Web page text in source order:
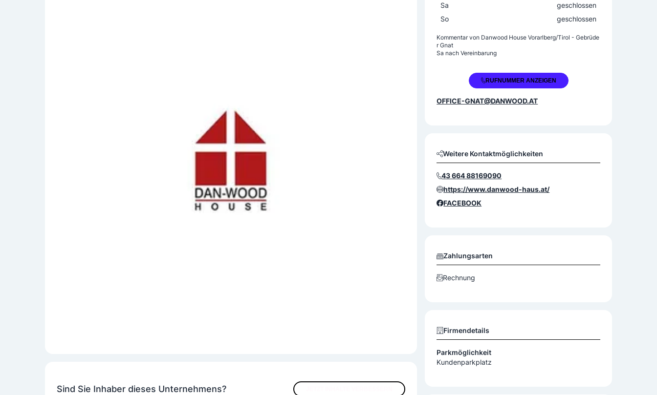
Sind Sie Inhaber dieses Unternehmens?
Sa
geschlossen
So
geschlossen
Kommentar von Danwood House Vorarlberg/Tirol - Gebrüde
r Gnat
Sa nach Vereinbarung
+43 5572 206833RUFNUMMER ANZEIGEN
OFFICE-GNAT@DANWOOD.AT
Weitere Kontaktmöglichkeiten
43 664 88169090
https://www.danwood-haus.at/
FACEBOOK
Zahlungsarten
Rechnung
Firmendetails
Parkmöglichkeit
Kundenparkplatz